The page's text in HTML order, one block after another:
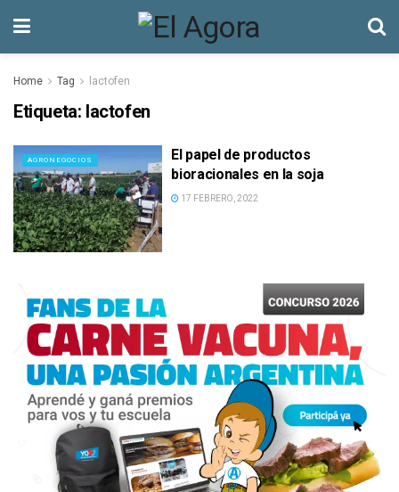
Home Tag lactofen
Etiqueta: lactofen
AGRONEGOCIOS
El papel de productos
bioracionales en la soja
17 FEBRERO, 2022